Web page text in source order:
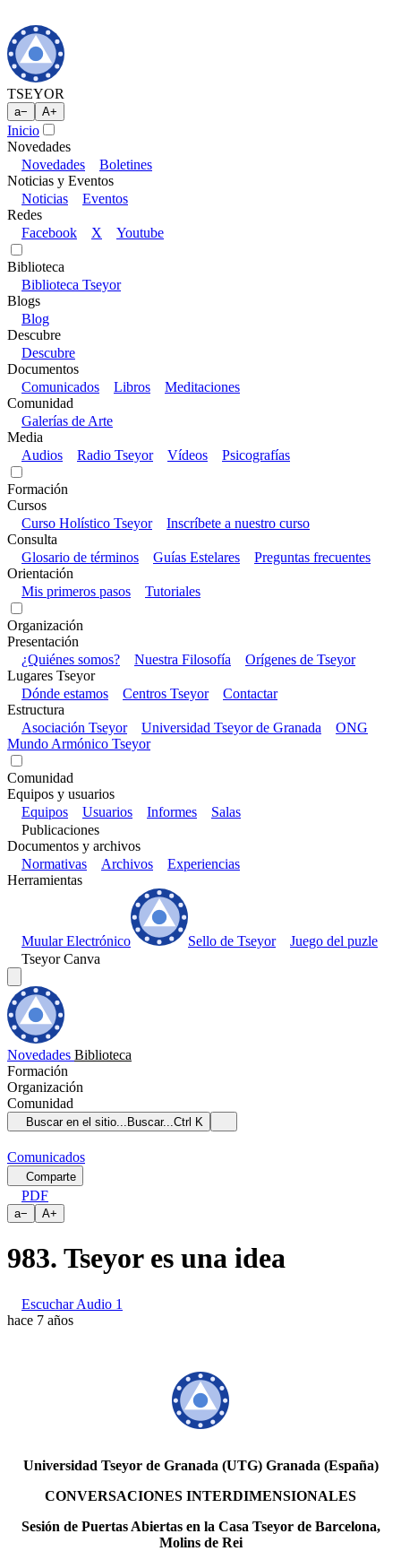
TSEYOR
a− A+
Inicio
Novedades
Novedades
Boletines
Noticias y Eventos
Noticias
Eventos
Redes
Facebook
X Youtube
Biblioteca
Biblioteca Tseyor
Blogs
Blog
Descubre
Descubre
Documentos
Comunicados
Libros
Meditaciones
Comunidad
Galerías de Arte
Media
Audios
Radio Tseyor Vídeos Psicografías
Formación
Cursos
Curso Holístico Tseyor
Inscríbete a nuestro curso
Consulta
Glosario de términos
Guías Estelares
Preguntas frecuentes
Orientación
Mis primeros pasos
Tutoriales
Organización
Presentación
¿Quiénes somos?
Nuestra Filosofía
Orígenes de Tseyor
Lugares Tseyor
Dónde estamos
Centros Tseyor
Contactar
Estructura
Asociación Tseyor
Universidad Tseyor de Granada
ONG
Mundo Armónico Tseyor
Comunidad
Equipos y usuarios
Equipos
Usuarios Informes
Salas
Publicaciones
Documentos y archivos
Normativas
Archivos
Experiencias
Herramientas
Muular Electrónico Sello de Tseyor
Juego del puzle
Tseyor Canva
Novedades Biblioteca
Formación
Organización
Comunidad
Buscar en el sitio... Buscar...Ctrl K
Comunicados
Comparte
PDF
a− A+
983. Tseyor es una idea
Escuchar Audio 1
hace 7 años
Universidad Tseyor de Granada (UTG) Granada (España)
CONVERSACIONES INTERDIMENSIONALES
Sesión de Puertas Abiertas en la Casa Tseyor de Barcelona,
Molins de Rei